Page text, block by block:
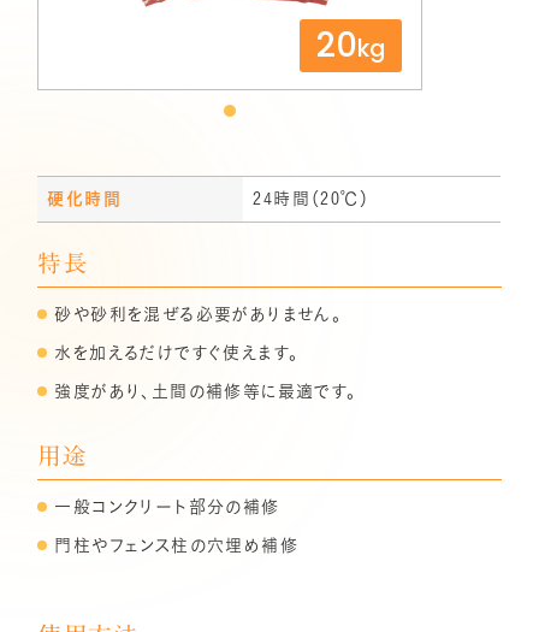
20kg
硬化時間 24時間（20℃）
特長
砂や砂利を混ぜる必要がありません。
水を加えるだけですぐ使えます。
強度があり、土間の補修等に最適です。
用途
一般コンクリート部分の補修
門柱やフェンス柱の穴埋め補修